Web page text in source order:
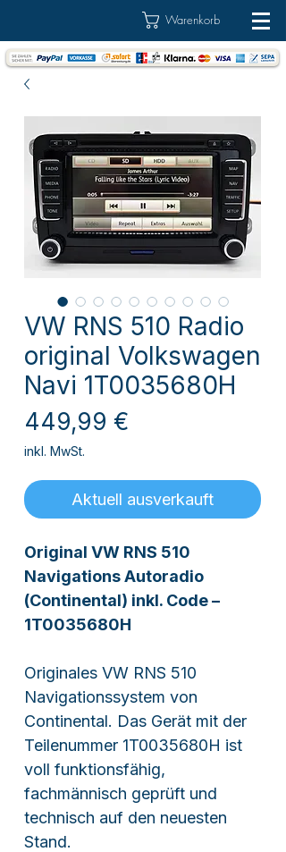
Warenkorb
VW RNS 510 Radio
original Volkswagen
Navi 1T0035680H
449,99 €
inkl. MwSt.
Aktuell ausverkauft
Original VW RNS 510
Navigations Autoradio
(Continental) inkl. Code –
1T0035680H
Originales VW RNS 510
Navigationssystem von
Continental. Das Gerät mit der
Teilenummer 1T0035680H ist
voll funktionsfähig,
fachmännisch geprüft und
technisch auf den neuesten
Stand.